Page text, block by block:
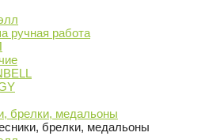
ручная работа
брелки, медальоны
брелки, медальоны